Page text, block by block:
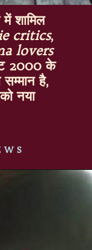
शामिल
critics,
lovers
2000 के
सम्मान है,
नया